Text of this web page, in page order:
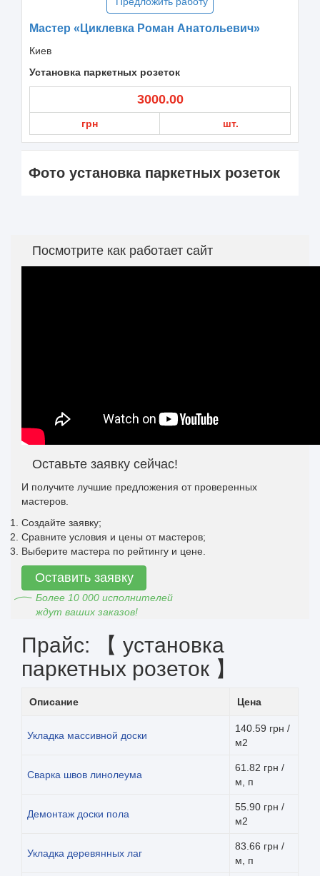
Мастер «Циклевка Роман Анатольевич»
Киев
Установка паркетных розеток
3000.00
грн шт.
Фото установка паркетных розеток
Посмотрите как работает сайт
Оставьте заявку сейчас!
И получите лучшие предложения от проверенных
мастеров.
Создайте заявку;
Сравните условия и цены от мастеров;
Выберите мастера по рейтингу и цене.
Оставить заявку
Более 10 000 исполнителей
ждут ваших заказов!
Прайс: 【 установка
паркетных розеток 】
Описание Цена
Укладка массивной доски
140.59 грн /
м2
Сварка швов линолеума
61.82 грн /
м, п
Демонтаж доски пола
55.90 грн /
м2
Укладка деревянных лаг
83.66 грн /
м, п